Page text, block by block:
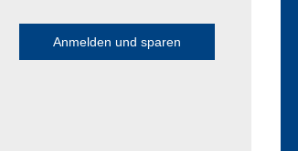
Anmelden und sparen